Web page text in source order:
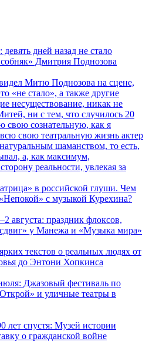
дней назад не стало
Дмитрия Поднозова
Митю Поднозова на сцене,
«не стало», а также другие
несуществование, никак не
ни с тем, что случилось 20
свою сознательную, как я
свою театральную жизнь актер
шаманством, то есть,
а, как максимум,
реальности, увлекая за
в российской глуши. Чем
с музыкой Курехина?
августа: праздник флоксов,
у Манежа и «Музыка мира»
текстов о реальных людях от
до Энтони Хопкинса
Джазовый фестиваль по
и уличные театры в
лет спустя: Музей истории
о гражданской войне